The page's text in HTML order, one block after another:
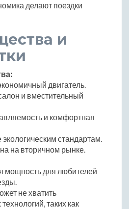
делают поездки
и
двигатель.
и вместительный
и комфортная
экологическим стандартам.
на вторичном рынке.
мощность для любителей
не хватить
таких как